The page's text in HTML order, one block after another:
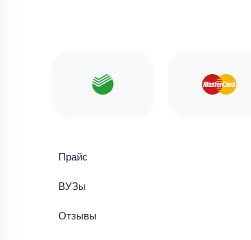
Прайс
ВУЗы
Отзывы